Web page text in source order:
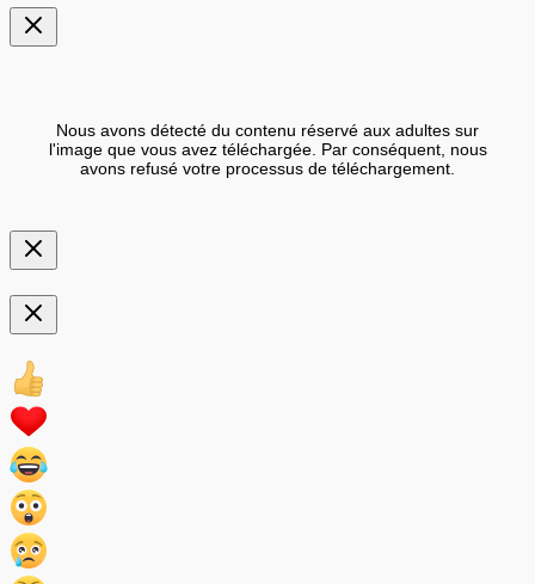
Nous avons détecté du contenu réservé aux adultes sur
l'image que vous avez téléchargée. Par conséquent, nous
avons refusé votre processus de téléchargement.